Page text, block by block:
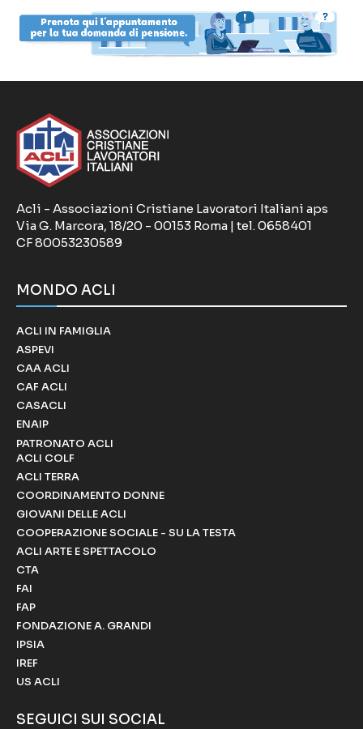
Acli - Associazioni Cristiane Lavoratori Italiani aps
Via G. Marcora, 18/20 - 00153 Roma | tel. 0658401
CF 80053230589
MONDO ACLI
ACLI IN FAMIGLIA
ASPEVI
CAA ACLI
CAF ACLI
CASACLI
ENAIP
PATRONATO ACLI
ACLI COLF
ACLI TERRA
COORDINAMENTO DONNE
GIOVANI DELLE ACLI
COOPERAZIONE SOCIALE - SU LA TESTA
ACLI ARTE E SPETTACOLO
CTA
FAI
FAP
FONDAZIONE A. GRANDI
IPSIA
IREF
US ACLI
SEGUICI SUI SOCIAL